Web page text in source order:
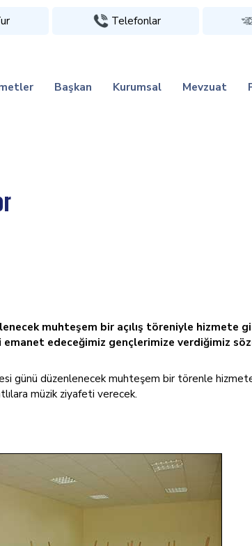
Telefonlar
Başkan Kurumsal Mevzuat
muhteşem bir açılış töreniyle hizmete
edeceğimiz gençlerimize verdiğimiz
günü düzenlenecek muhteşem bir törenle hizmete
müzik ziyafeti verecek.